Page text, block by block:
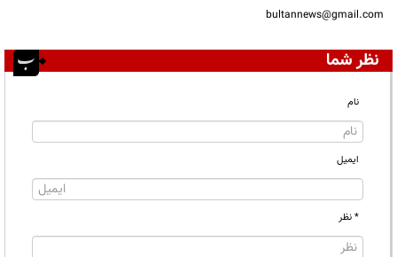
bultannews@gmail.com
نظر شما
نام
ایمیل
* نظر